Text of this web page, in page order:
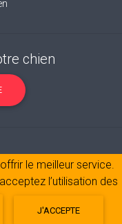
chien
belpatt.fr
le meilleur service.
l’utilisation des
J'ACCEPTE